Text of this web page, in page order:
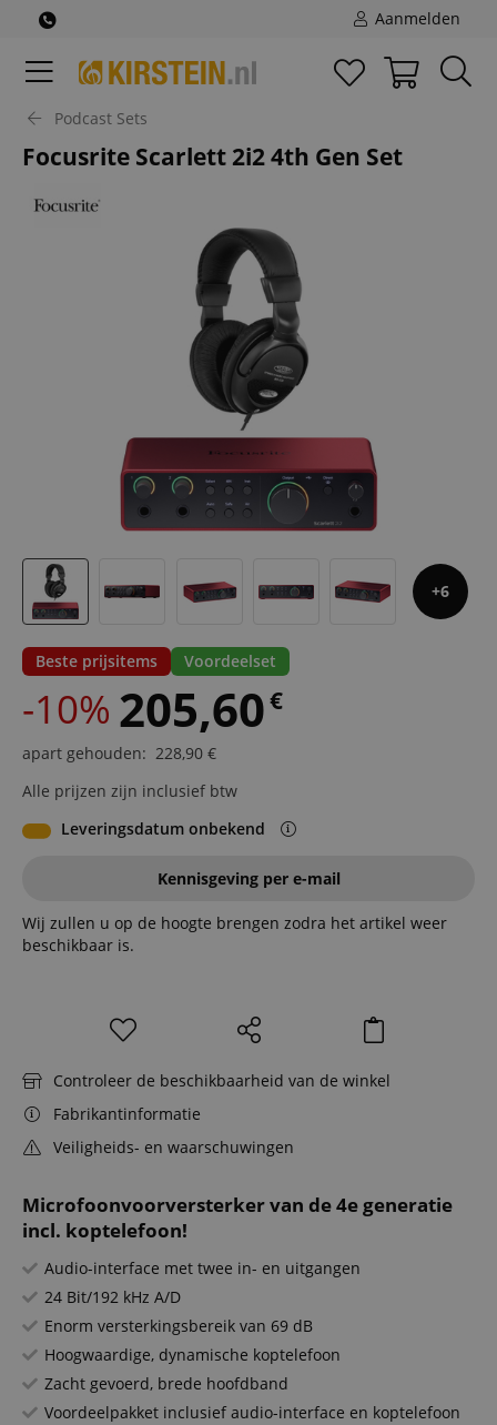
Aanmelden
Podcast Sets
Focusrite Scarlett 2i2 4th Gen Set
6
Microfoonvoorversterker van de 4e generatie
incl. koptelefoon!
Audio-interface met twee in- en uitgangen
24 Bit/192 kHz A/D
Enorm versterkingsbereik van 69 dB
Hoogwaardige, dynamische koptelefoon
Zacht gevoerd, brede hoofdband
Voordeelpakket inclusief audio-interface en koptelefoon
Beste prijsitems Voordeelset
-10% 205,60€
apart gehouden: 228,90 €
Alle prijzen zijn inclusief btw
Leveringsdatum onbekend
Kennisgeving per e-mail
Wij zullen u op de hoogte brengen zodra het artikel weer
beschikbaar is.
Controleer de beschikbaarheid van de winkel
Fabrikantinformatie
Veiligheids- en waarschuwingen